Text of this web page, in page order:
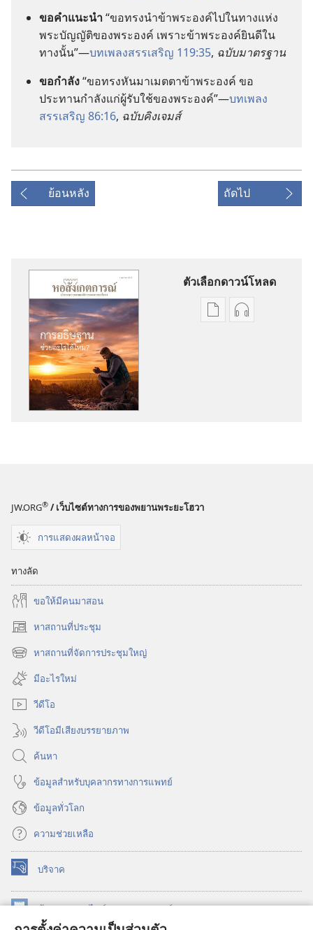
ขอคำแนะนำ“ขอทรงนำข้าพระองค์ไปในทางแห่ง
พระบัญญัติของพระองค์ เพราะข้าพระองค์ยินดีใน
ทางนั้น”—บทเพลงสรรเสริญ 119:35, ฉบับมาตรฐาน
ขอกำลัง“ขอทรงหันมาเมตตาข้าพระองค์ ขอ
ประทานกำลังแก่ผู้รับใช้ของพระองค์”—บทเพลง
สรรเสริญ 86:16, ฉบับคิงเจมส์
ย้อนหลัง ถัดไป
ตัวเลือกดาวน์โหลด
ตัว
ตัว
JW.ORG® / เว็บไซต์ทางการของพยานพระยะโฮวา
การแสดงผลหน้าจอ
ทางลัด
ขอ​ให้​มี​คน​มา​สอน
หาสถานที่ประชุม
(เปิด
หน้าต่างหาสถานที่จัดการประชุมใหญ่
(เปิด
หน้าต่าง
ใหม่)
มีอะไรใหม่
วีดีโอ
วีดีโอมีเสียงบรรยายภาพ
ค้นหา
ข้อมูล​สำหรับ​บุคลากร​ทาง​การ​แพทย์
ข้อมูล​ทั่ว​โลก
ความช่วยเหลือ
บริจาค
(เปิด
หน้าต่าง
ใหม่) ห้องสมุดออนไลน์ของวอชเทาเวอร์